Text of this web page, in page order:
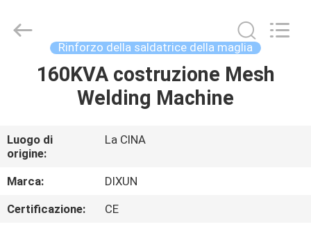
CASA
MANIFESTAZIONE
DI
VR
Mesh
Products
Rinforzo della saldatrice della maglia
160KVA costruzione Mesh
Welding Machine
Luogo di
origine:
La CINA
Marca:
DIXUN
Certificazione:
CE